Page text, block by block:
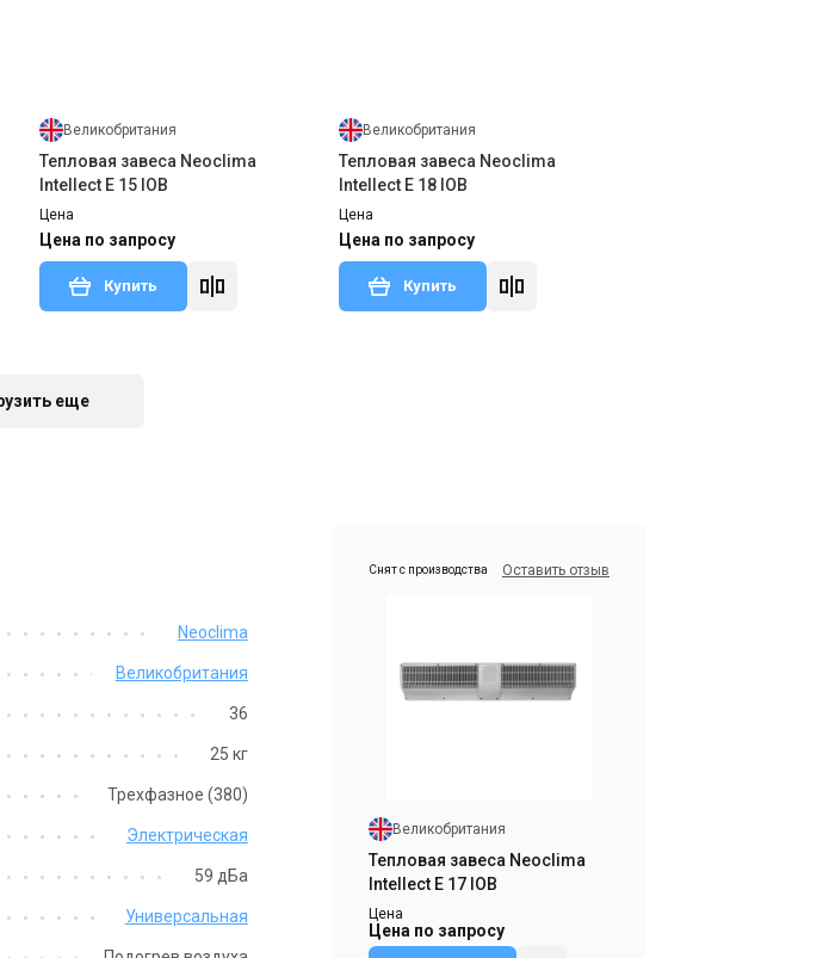
Великобритания
Тепловая завеса Neoclima
Intellect E 15 IOB
Цена
Цена по запросу
Купить
Великобритания
Тепловая завеса Neoclima
Intellect E 18 IOB
Цена
Цена по запросу
Купить
Intellect E 35 IOB
Intellect E 36 IOB
Снят с производства Оставить отзыв Снят с производства
еще
Neoclima
Великобритания
36
25 кг
Трехфазное (380)
Электрическая
59 дБа
Универсальная
Снят с производства Оставить отзыв
Великобритания
Тепловая завеса Neoclima
Intellect E 17 IOB
Цена
Цена по запросу